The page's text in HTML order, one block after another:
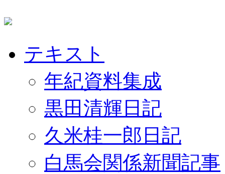
テキスト
年紀資料集成
黒田清輝日記
久米桂一郎日記
白馬会関係新聞記事